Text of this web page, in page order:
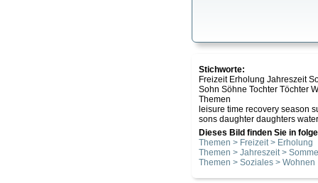
Stichworte:
Freizeit Erholung Jahreszeit
Sohn Söhne Tochter Töchter
Themen
leisure time recovery season
sons daughter daughters
Dieses Bild finden Sie in
Themen > Freizeit > Erholung
Themen > Jahreszeit >
Themen > Soziales > Wohnen